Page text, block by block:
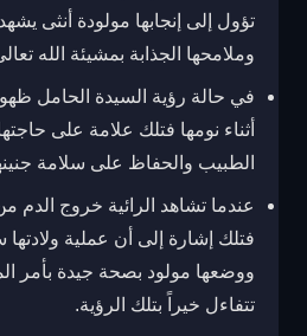
تؤول إلى إنجابها مولودة أنثى
وملامحها الجذابة بمشيئة الله
في حالة رؤية السيدة الحامل
أثناء نومها فتلك علامة على
الطبيب والحفاظ على سلامة
عندما تشاهد الرائية خروج الدم
فتلك إشارة إلى أن عملية
ووضعها مولود بصحة جيدة بأمر
تتفاءل خيراً بتلك الرؤية.